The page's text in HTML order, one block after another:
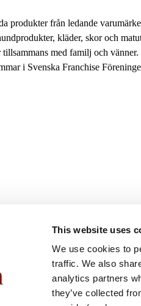
This website uses
We use cookies to
traffic. We also
analytics partners
they’ve collected
produkter från ledande
kläder, skor och
med familj och vänner.
i Svenska Franchise